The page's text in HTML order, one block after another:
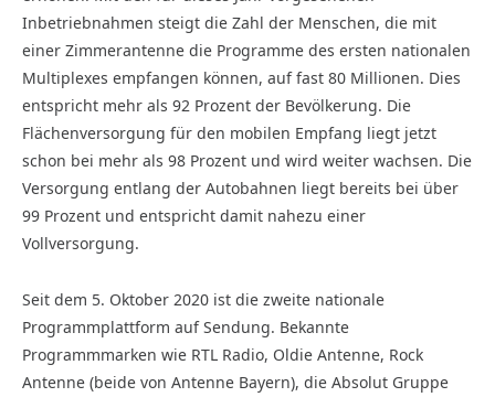
Inbetriebnahmen steigt die Zahl der Menschen, die mit
einer Zimmerantenne die Programme des ersten nationalen
Multiplexes empfangen können, auf fast 80 Millionen. Dies
entspricht mehr als 92 Prozent der Bevölkerung. Die
Flächenversorgung für den mobilen Empfang liegt jetzt
schon bei mehr als 98 Prozent und wird weiter wachsen. Die
Versorgung entlang der Autobahnen liegt bereits bei über
99 Prozent und entspricht damit nahezu einer
Vollversorgung.
Seit dem 5. Oktober 2020 ist die zweite nationale
Programmplattform auf Sendung. Bekannte
Programmmarken wie RTL Radio, Oldie Antenne, Rock
Antenne (beide von Antenne Bayern), die Absolut Gruppe